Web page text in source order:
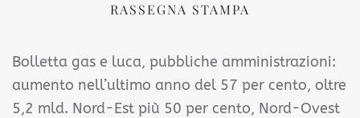
RASSEGNA STAMPA
Bolletta gas e luca, pubbliche amministrazioni:
aumento nell’ultimo anno del 57 per cento, oltre
5,2 mld. Nord-Est più 50 per cento, Nord-Ovest